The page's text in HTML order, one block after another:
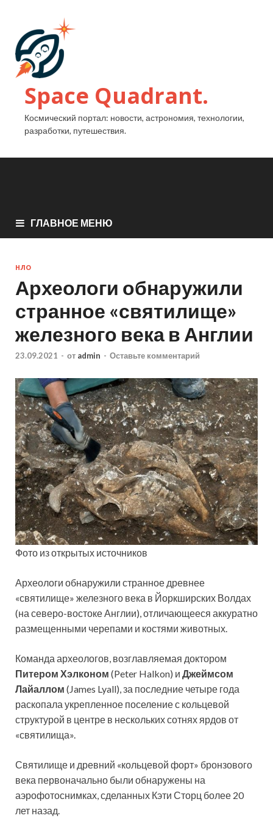
Space Quadrant.
Космический портал: новости, астрономия, технологии,
разработки, путешествия.
ГЛАВНОЕ МЕНЮ
НЛО
Археологи обнаружили
странное «святилище»
железного века в Англии
23.09.2021 - от admin - Оставьте комментарий
Фото из открытых источников
Археологи обнаружили странное древнее
«святилище» железного века в Йоркширских Волдах
(на северо-востоке Англии), отличающееся аккуратно
размещенными черепами и костями животных.
Команда археологов, возглавляемая доктором
Питером Хэлконом (Peter Halkon) и Джеймсом
Лайаллом (James Lyall), за последние четыре года
раскопала укрепленное поселение с кольцевой
структурой в центре в нескольких сотнях ярдов от
«святилища».
Святилище и древний «кольцевой форт» бронзового
века первоначально были обнаружены на
аэрофотоснимках, сделанных Кэти Сторц более 20
лет назад.